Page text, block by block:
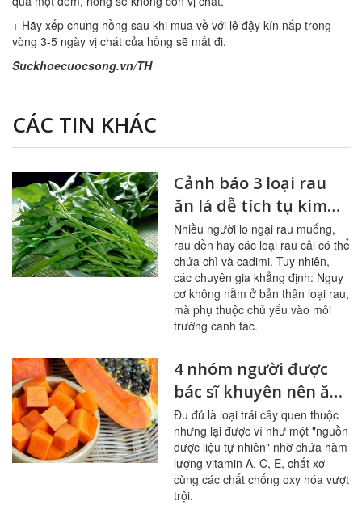
+ Hãy xếp chung hồng sau khi mua về với lê đậy kín nắp trong
vòng 3-5 ngày vị chát của hồng sẽ mất đi.
Suckhoecuocsong.vn/TH
CÁC TIN KHÁC
Cảnh báo 3 loại rau
ăn lá dễ tích tụ kim
loại nặng
Nhiều người lo ngại rau muống,
rau dền hay các loại rau cải có thể
chứa chì và cadimi. Tuy nhiên,
các chuyên gia khẳng định: Nguy
cơ không nằm ở bản thân loại rau,
mà phụ thuộc chủ yếu vào môi
trường canh tác.
4 nhóm người được
bác sĩ khuyên nên ăn
đu đủ thường xuyên
Đu đủ là loại trái cây quen thuộc
nhưng lại được ví như một "nguồn
dược liệu tự nhiên" nhờ chứa hàm
lượng vitamin A, C, E, chất xơ
cùng các chất chống oxy hóa vượt
trội.